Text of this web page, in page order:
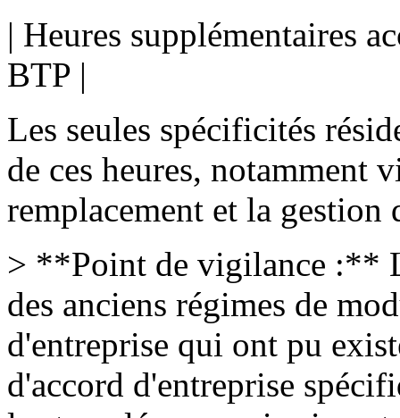
| Heures supplémentaires
BTP |
Les seules spécificités
de ces heures, notamment
remplacement et la gestion
> **Point de vigilance :**
des anciens régimes de
d'entreprise qui ont pu
d'accord d'entreprise